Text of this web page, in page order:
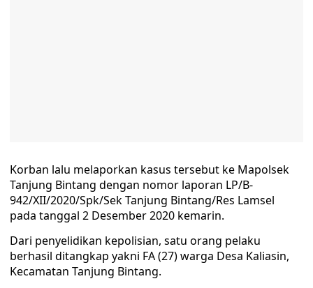
Korban lalu melaporkan kasus tersebut ke Mapolsek
Tanjung Bintang dengan nomor laporan LP/B-
942/XII/2020/Spk/Sek Tanjung Bintang/Res Lamsel
pada tanggal 2 Desember 2020 kemarin.
Dari penyelidikan kepolisian, satu orang pelaku
berhasil ditangkap yakni FA (27) warga Desa Kaliasin,
Kecamatan Tanjung Bintang.